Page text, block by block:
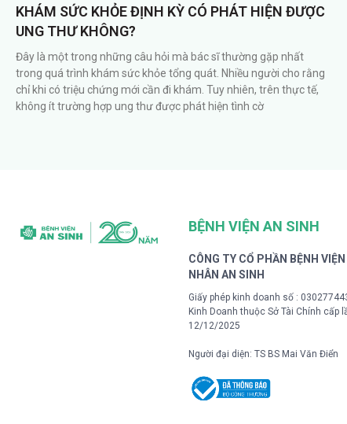
KHÁM SỨC KHỎE ĐỊNH KỲ CÓ PHÁT HIỆN ĐƯỢC
UNG THƯ KHÔNG?
Đây là một trong những câu hỏi mà bác sĩ thường gặp nhất
trong quá trình khám sức khỏe tổng quát. Nhiều người cho rằng
chỉ khi có triệu chứng mới cần đi khám. Tuy nhiên, trên thực tế,
không ít trường hợp ung thư được phát hiện tình cờ
BỆNH VIỆN AN SINH
CÔNG TY CỔ PHẦN BỆNH
NHÂN AN SINH
Giấy phép kinh doanh số :
Kinh Doanh thuộc Sở Tài Chính cấp
12/12/2025
Người đại diện: TS BS Mai Văn Điển